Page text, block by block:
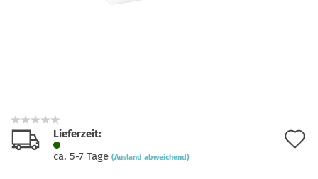
Lieferzeit:
ca. 5-7 Tage (Ausland abweichend)